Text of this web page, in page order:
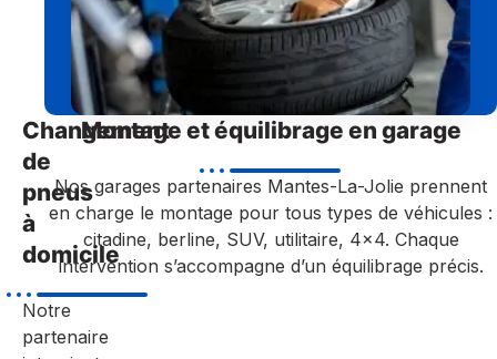
Changement
de
pneus
à
domicile
Notre
partenaire
Montage et équilibrage en garage
Nos garages partenaires Mantes-La-Jolie prennent
en charge le montage pour tous types de véhicules :
citadine, berline, SUV, utilitaire, 4×4. Chaque
intervention s’accompagne d’un équilibrage précis.